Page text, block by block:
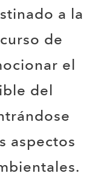
a la
de
el
del
aspectos